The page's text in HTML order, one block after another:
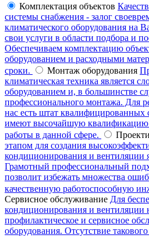
Комплектация объектов
системы снабжения - залог
климатического оборудования на
свои услуги в области подбора и
Обеспечиваем комплектацию
оборудованием и расходными
сроки.
Монтаж оборудования
климатическая техника является
оборудованием и, в большинстве
профессионального монтажа. Для
нас есть штат квалифицированных
имеют высочайшую
работы в данной сфере.
этапом для создания
кондиционирования и вентиляции
Грамотный профессиональный
позволит избежать множества
качественную работоспособную
Сервисное обслуживание Для
кондиционирования и вентиляции
профилактическое и сервисное
оборудования. Отсутствие